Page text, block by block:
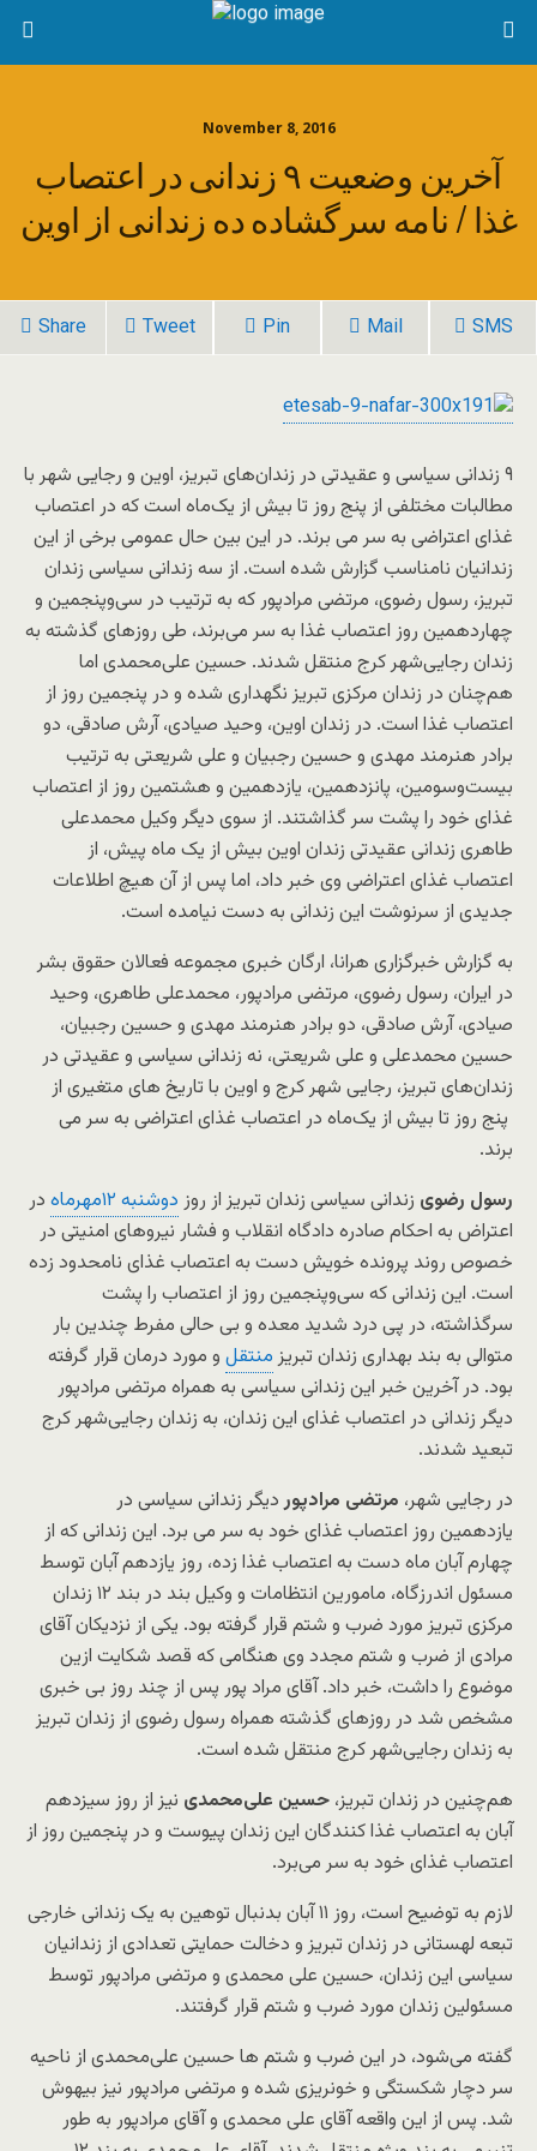
November 8, 2016
آخرین وضعیت ۹ زندانی در اعتصاب
غذا / نامه سرگشاده ده زندانی از اوین
Share Tweet Pin Mail SMS
۹ زندانی سیاسی و عقیدتی در زندان‌های تبریز، اوین و رجایی شهر با
مطالبات مختلفی از پنج روز تا بیش از یک‌ماه است که در اعتصاب
غذای اعتراضی به سر می ‌برند. در این بین حال عمومی برخی از این
زندانیان نامناسب گزارش شده است. از سه زندانی سیاسی زندان
تبریز، رسول رضوی، مرتضی مرادپور که به ترتیب در سی‌وپنجمین و
چهاردهمین روز اعتصاب غذا به سر می‌برند، طی روزهای گذشته به
زندان رجایی‌شهر کرج منتقل شدند. حسین علی‌محمدی اما
هم‌چنان در زندان مرکزی تبریز نگهداری شده و در پنجمین روز از
اعتصاب غذا است. در زندان اوین، وحید صیادی، آرش صادقی، دو
برادر هنرمند مهدی و حسین رجبیان و علی شریعتی به ترتیب
بیست‌وسومین، پانزدهمین، یازدهمین و هشتمین روز از اعتصاب
غذای خود را پشت سر گذاشتند. از سوی دیگر وکیل محمدعلی
طاهری زندانی عقیدتی زندان اوین بیش از یک ماه پیش، از
اعتصاب غذای اعتراضی وی خبر داد، اما پس از آن هیچ اطلاعات
جدیدی از سرنوشت این زندانی به دست نیامده است.
به گزارش خبرگزاری هرانا، ارگان خبری مجموعه فعالان حقوق بشر
در ایران، رسول رضوی، مرتضی مرادپور، محمدعلی طاهری، وحید
صیادی، آرش صادقی، دو برادر هنرمند مهدی و حسین رجبیان،
حسین محمدعلی و علی شریعتی، نه زندانی سیاسی و عقیدتی در
زندان‌های تبریز، رجایی شهر کرج و اوین با تاریخ های متغیری از
پنج روز تا بیش از یک‌ماه در اعتصاب غذای اعتراضی به سر می
‌برند.
رسول رضوی زندانی سیاسی زندان تبریز از روز دوشنبه ۱۲مهرماه
در
اعتراض به احکام صادره دادگاه انقلاب و فشار نیروهای امنیتی در
خصوص روند پرونده خویش دست به اعتصاب غذای نامحدود زده
است. این زندانی که سی‌وپنجمین روز از اعتصاب را پشت
سرگذاشته، در پی درد شدید معده و بی حالی مفرط چندین بار
متوالی به بند بهداری زندان تبریزمنتقل و مورد درمان قرار گرفته
بود. در آخرین خبر این زندانی سیاسی به همراه مرتضی مرادپور
دیگر زندانی در اعتصاب غذای این زندان، به زندان رجایی‌شهر کرج
تبعید شدند.
در رجایی شهر، مرتضی مرادپوردیگر زندانی سیاسی در
یازدهمین روز اعتصاب غذای خود به سر می برد. این زندانی که از
چهارم آبان ماه دست به اعتصاب غذا زده، روز یازدهم آبان توسط
مسئول اندرزگاه، مامورین انتظامات و وکیل بند در بند ۱۲ زندان
مرکزی تبریز مورد ضرب و شتم قرار گرفته بود. یکی از نزدیکان آقای
مرادی از ضرب و شتم مجدد وی هنگامی که قصد شکایت ازین
موضوع را داشت، خبر داد. آقای مراد پور پس از چند روز بی خبری
مشخص شد در روزهای گذشته همراه رسول رضوی از زندان تبریز
به زندان رجایی‌شهر کرج منتقل شده است.
هم‌چنین در زندان تبریز، حسین علی‌محمدی نیز از روز سیزدهم
آبان به اعتصاب غذا کنندگان این زندان پیوست و در پنجمین روز از
اعتصاب غذای خود به سر می‌برد.
لازم به توضیح است، روز ۱۱ آبان بدنبال توهین به یک زندانی خارجی
تبعه لهستانی در زندان تبریز و دخالت حمایتی تعدادی از زندانیان
سیاسی این زندان، حسین علی محمدی و مرتضی مرادپور توسط
مسئولین زندان مورد ضرب و شتم قرار گرفتند.
گفته می‌شود، در این ضرب و شتم ها حسین علی‌محمدی از ناحیه
سر دچار شکستگی و خونریزی شده و مرتضی مرادپور نیز بیهوش
شد. پس از این واقعه آقای علی محمدی و آقای مرادپور به طور